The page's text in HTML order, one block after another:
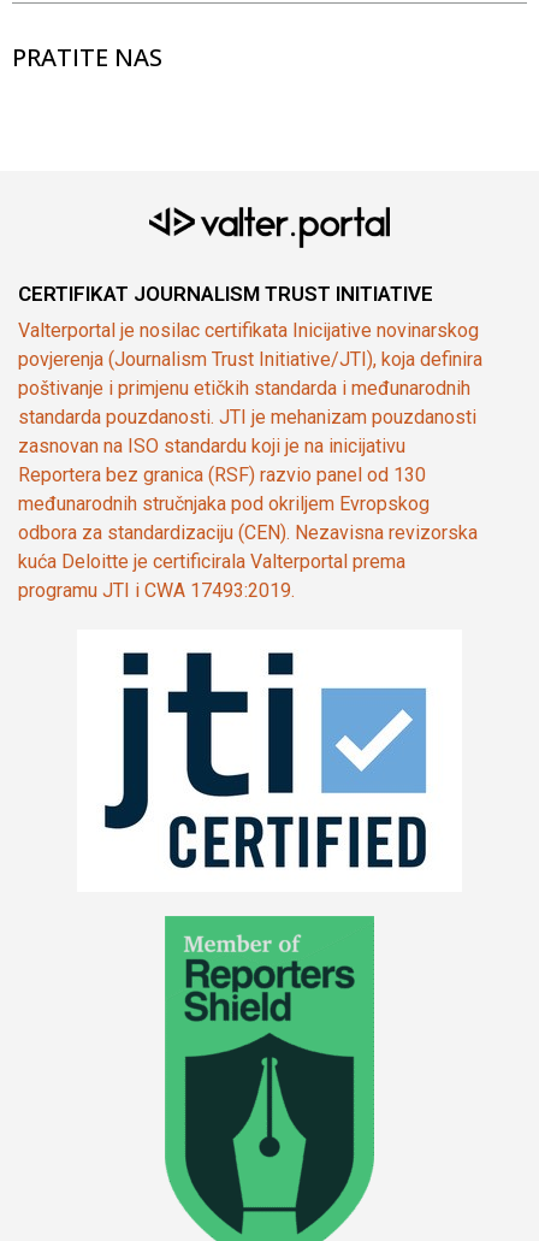
PRATITE NAS
CERTIFIKAT JOURNALISM TRUST INITIATIVE
Valterportal je nosilac certifikata Inicijative novinarskog
povjerenja (Journalism Trust Initiative/JTI), koja definira
poštivanje i primjenu etičkih standarda i međunarodnih
standarda pouzdanosti. JTI je mehanizam pouzdanosti
zasnovan na ISO standardu koji je na inicijativu
Reportera bez granica (RSF) razvio panel od 130
međunarodnih stručnjaka pod okriljem Evropskog
odbora za standardizaciju (CEN). Nezavisna revizorska
kuća Deloitte je certificirala Valterportal prema
programu JTI i CWA 17493:2019.